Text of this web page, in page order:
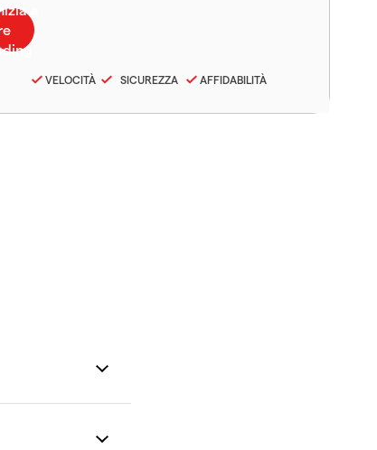
VELOCITÀ SICUREZZA AFFIDABILITÀ